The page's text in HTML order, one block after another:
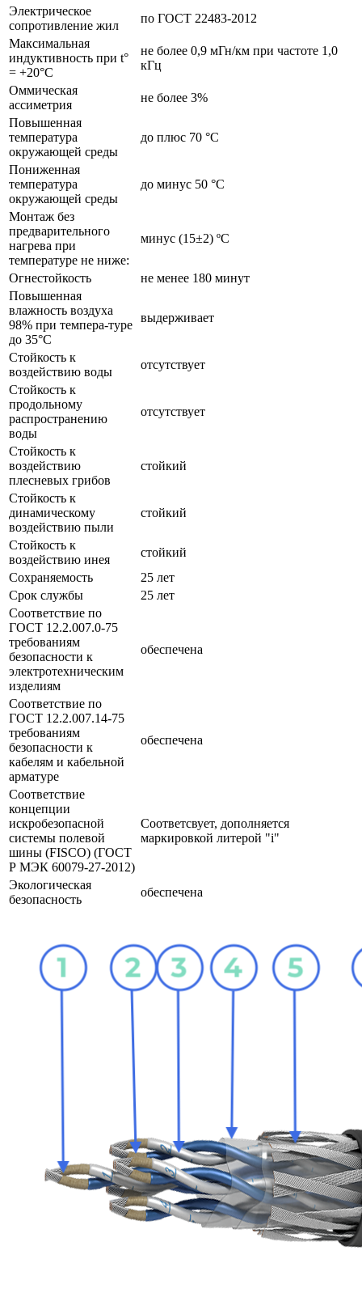
Электрическое
сопротивление жил
по ГОСТ 22483-2012
Максимальная
индуктивность при t°
= +20°C
не более 0,9 мГн/км при частоте 1,0
кГц
Оммическая
ассиметрия
не более 3%
Повышенная
температура
окружающей среды
до плюс 70 °С
Пониженная
температура
окружающей среды
до минус 50 °С
Монтаж без
предварительного
нагрева при
температуре не ниже:
минус (15±2) ºС
Огнестойкость
не менее 180 минут
Повышенная
влажность воздуха
98% при темпера-туре
до 35°С
выдерживает
Стойкость к
воздействию воды
отсутствует
Стойкость к
продольному
распространению
воды
отсутствует
Стойкость к
воздействию
плесневых грибов
стойкий
Стойкость к
динамическому
воздействию пыли
стойкий
Стойкость к
воздействию инея
стойкий
Сохраняемость
25 лет
Срок службы
25 лет
Соответствие по
ГОСТ 12.2.007.0-75
требованиям
безопасности к
электротехническим
изделиям
обеспечена
Соответствие по
ГОСТ 12.2.007.14-75
требованиям
безопасности к
кабелям и кабельной
арматуре
обеспечена
Соответствие
концепции
искробезопасной
системы полевой
шины (FISCO) (ГОСТ
Р МЭК 60079-27-2012)
Соответсвует, дополняется
маркировкой литерой "i"
Экологическая
безопасность
обеспечена